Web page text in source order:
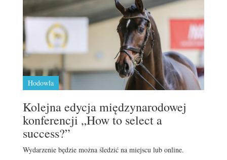
Hodowla
Kolejna edycja międzynarodowej
konferencji „How to select a
success?”
Wydarzenie będzie można śledzić na miejscu lub online.